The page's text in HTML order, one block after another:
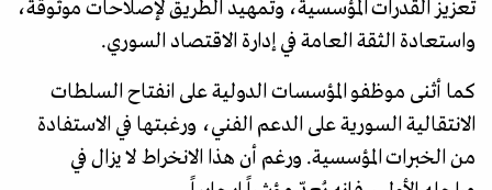
تعزيز القدرات المؤسسية، وتمهيد الطريق لإصلاحات موثوقة،
واستعادة الثقة العامة في إدارة الاقتصاد السوري.
كما أثنى موظفو المؤسسات الدولية على انفتاح السلطات
الانتقالية السورية على الدعم الفني، ورغبتها في الاستفادة
من الخبرات المؤسسية. ورغم أن هذا الانخراط لا يزال في